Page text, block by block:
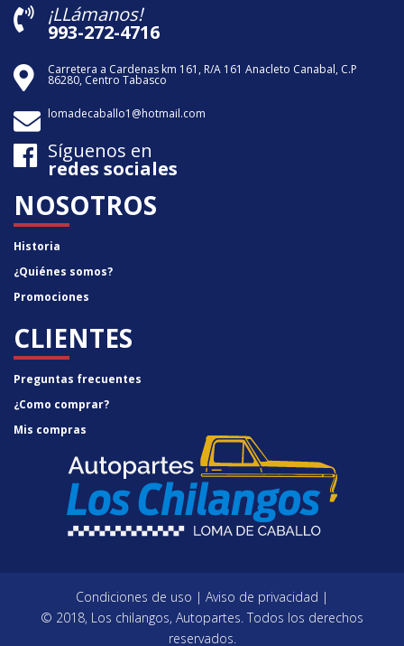
¡LLámanos!
993-272-4716
Carretera a Cardenas km 161, R/A 161 Anacleto Canabal, C.P
86280, Centro Tabasco
lomadecaballo1@hotmail.com
Síguenos en
redes sociales
NOSOTROS
Historia
¿Quiénes somos?
Promociones
CLIENTES
Preguntas frecuentes
¿Como comprar?
Mis compras
Condiciones de uso | Aviso de privacidad |
© 2018, Los chilangos, Autopartes. Todos los derechos
reservados.